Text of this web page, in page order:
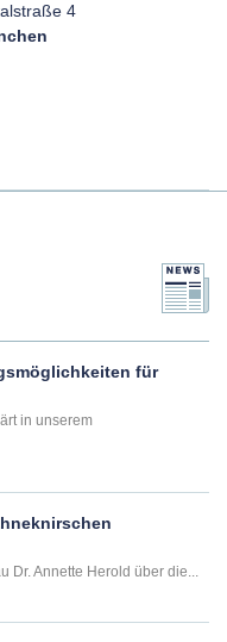
4
für
in unserem
Dr. Annette Herold über die...